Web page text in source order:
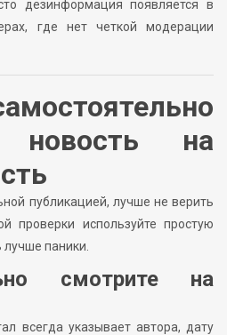
дезинформация появляется в
где нет четкой модерации
новость на
публикацией, лучше не верить
проверки используйте простую
лучше паники.
смотрите на
всегда указывает автора, дату